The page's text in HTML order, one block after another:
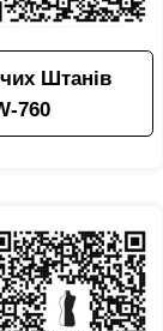
Штанів
760